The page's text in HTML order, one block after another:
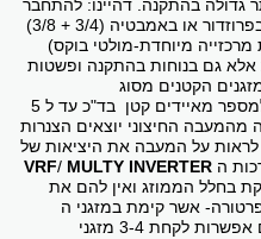
גדולה בהתקנה. דהיינו: להתחבר
להכנה של צנרת המיזוג שהקבלן נתן בפרוזדור או באמבטיה (3/4 + 3/8)
מיוחדת-מולטי בוקס)
אלא גם בנוחות בהתקנה ופשטות
הקטנים מסוג
המתאימים למספר מאיידים קטן בד"כ עד ל 5
מהמעבה החיצוני יוצאים הצנרות
לראות על המעבה את היציאות של
ה
VRF/ MULTY INVERTER
בחלל הממוזג ואין להם את
אשר קימת במזגני ה
מהדור הישן. למעשה יש גם אפשרות לקחת 3-4 מזגני